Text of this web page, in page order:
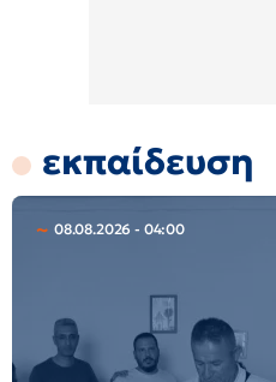
εκπαίδευση
08.08.2026 - 04:00